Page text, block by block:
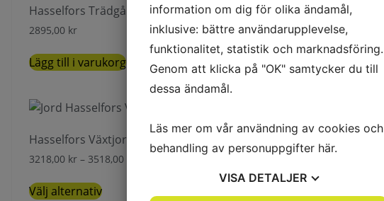
Hasselfors Trädgårdsjord E Naturgödslad 900kg på pall
2895,00 kr
Lägg till i varukorg
Hasselfors Växtjord typ A (1 ton)
3218,00 kr – 3518,00
Välj alternativ
information om dig för olika ändamål,
inklusive: bättre användarupplevelse,
funktionalitet, statistik och marknadsföring.
Genom att klicka på "OK" samtycker du till
dessa ändamål.
Läs mer om vår användning av cookies och
behandling av personuppgifter här.
VISA DETALJER